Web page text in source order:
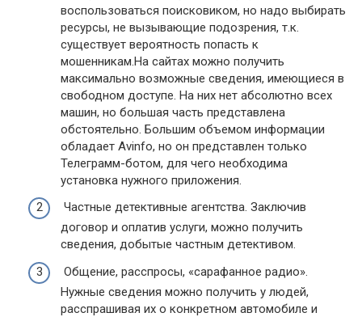
воспользоваться поисковиком, но надо выбирать
ресурсы, не вызывающие подозрения, т.к.
существует вероятность попасть к
мошенникам.На сайтах можно получить
максимально возможные сведения, имеющиеся в
свободном доступе. На них нет абсолютно всех
машин, но большая часть представлена
обстоятельно. Большим объемом информации
обладает Avinfo, но он представлен только
Телеграмм-ботом, для чего необходима
установка нужного приложения.
Частные детективные агентства. Заключив
договор и оплатив услуги, можно получить
сведения, добытые частным детективом.
Общение, расспросы, «сарафанное радио».
Нужные сведения можно получить у людей,
расспрашивая их о конкретном автомобиле и